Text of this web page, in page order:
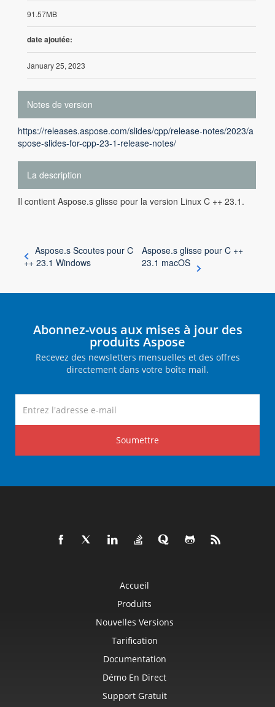
91.57MB
date ajoutée:
January 25, 2023
Notes de version
https://releases.aspose.com/slides/cpp/release-notes/2023/a
spose-slides-for-cpp-23-1-release-notes/
La description
Il contient Aspose.s glisse pour la version Linux C ++ 23.1.
Aspose.s Scoutes pour C
++ 23.1 Windows
Aspose.s glisse pour C ++
23.1 macOS
Abonnez-vous aux mises à jour des
produits Aspose
Recevez des newsletters mensuelles et des offres
directement dans votre boîte mail.
Soumettre
Accueil
Produits
Nouvelles Versions
Tarification
Documentation
Démo En Direct
Support Gratuit